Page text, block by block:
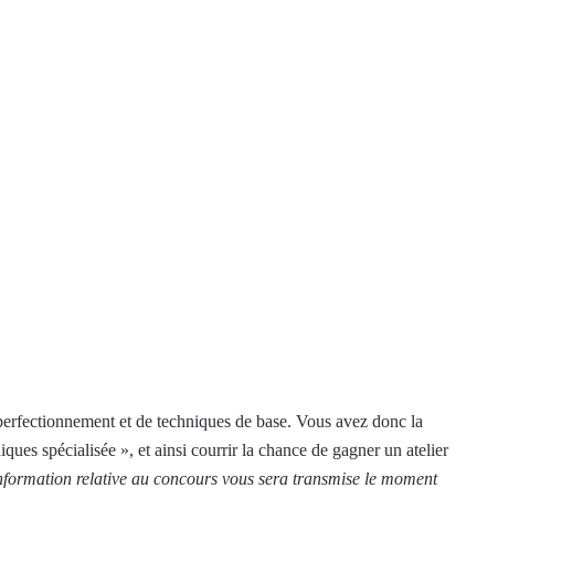
et de techniques de base. Vous avez donc la
spécialisée », et ainsi courrir la chance de gagner un atelier
relative au concours vous sera transmise le moment